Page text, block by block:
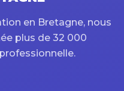
en Bretagne, nous
plus de 32 000